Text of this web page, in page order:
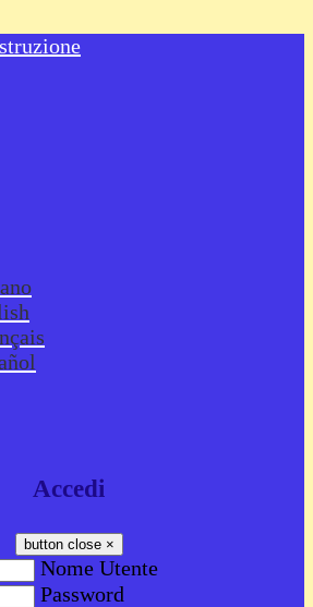
Accedi
button close ×
Nome Utente
Password